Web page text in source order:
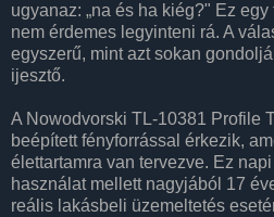
ugyanaz: „na és ha kiég?" Ez
nem érdemes legyinteni rá. A
egyszerű, mint azt sokan
ijesztő.
A Nowodvorski TL-10381 Profile
beépített fényforrással érkezik,
élettartamra van tervezve. Ez
használat mellett nagyjából 17
reális lakásbeli üzemeltetés